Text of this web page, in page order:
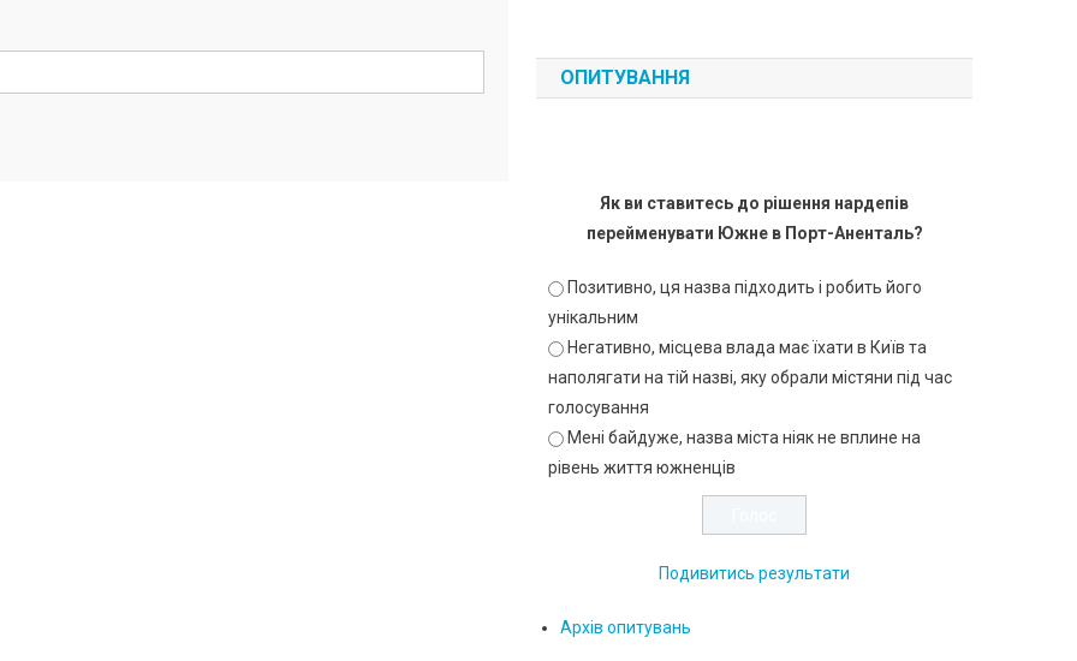
ОПИТУВАННЯ
Як ви ставитесь до рішення нардепів
перейменувати Южне в Порт-Аненталь?
Позитивно, ця назва підходить і робить його
унікальним
Негативно, місцева влада має їхати в Київ та
наполягати на тій назві, яку обрали містяни під час
голосування
Мені байдуже, назва міста ніяк не вплине на
рівень життя южненців
Подивитись результати
Архів опитувань